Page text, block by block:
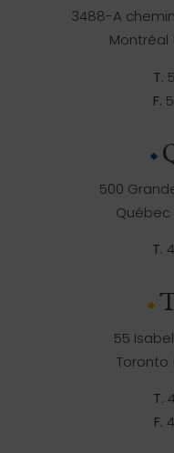
3488-A
Montréal
T.
F.
500
Québec
T.
55
Toronto
T.
F.